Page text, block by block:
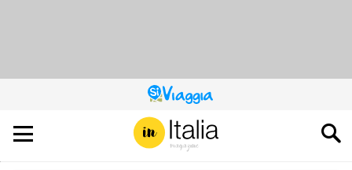
QUESTO
SITO
CONTRIBUISCE
ALL’AUDIENCE
DI